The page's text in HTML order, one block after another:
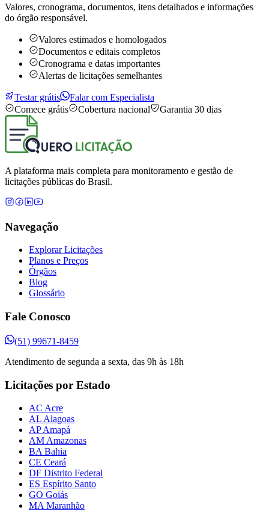
Valores, cronograma, documentos, itens detalhados e informações
do órgão responsável.
Valores estimados e homologados
Documentos e editais completos
Cronograma e datas importantes
Alertas de licitações semelhantes
Testar grátis
Falar com Especialista
Comece grátis
Cobertura nacional Garantia 30 dias
A plataforma mais completa para monitoramento e gestão de
licitações públicas do Brasil.
Navegação
Explorar Licitações
Planos e Preços
Órgãos
Blog
Glossário
Fale Conosco
(51) 99671-8459
Atendimento de segunda a sexta, das 9h às 18h
Licitações por Estado
AC Acre
AL Alagoas
AP Amapá
AM Amazonas
BA Bahia
CE Ceará
DF Distrito Federal
ES Espírito Santo
GO Goiás
MA Maranhão